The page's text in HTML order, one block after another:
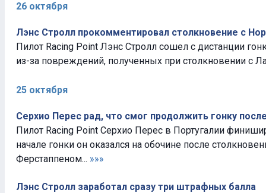
26 октября
Лэнс Стролл прокомментировал столкновение с
Пилот Racing Point Лэнс Стролл сошел с дистанции
из-за повреждений, полученных при столкновении с
25 октября
Серхио Перес рад, что смог продолжить гонку
Пилот Racing Point Серхио Перес в Португалии
начале гонки он оказался на обочине после
Ферстаппеном... »»»
Лэнс Стролл заработал сразу три штрафных балла